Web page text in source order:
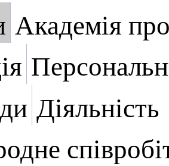
Академія
Діяльність